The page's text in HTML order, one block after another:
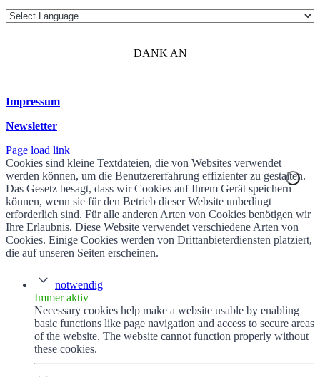
DANK AN
Impressum
Newsletter
Page load link
Cookies sind kleine Textdateien, die von Websites verwendet
werden können, um die Benutzererfahrung effizienter zu gestalten.
Das Gesetz besagt, dass wir Cookies auf Ihrem Gerät speichern
können, wenn sie für den Betrieb dieser Website unbedingt
erforderlich sind. Für alle anderen Arten von Cookies benötigen wir
Ihre Erlaubnis. Diese Website verwendet verschiedene Arten von
Cookies. Einige Cookies werden von Drittanbieterdiensten platziert,
die auf unseren Seiten erscheinen.
notwendig
Immer aktiv
Necessary cookies help make a website usable by enabling
basic functions like page navigation and access to secure areas
of the website. The website cannot function properly without
these cookies.